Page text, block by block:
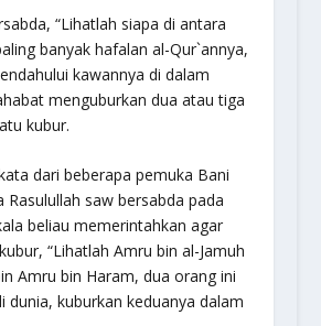
“Lihatlah siapa di antara
banyak hafalan al-Qur`annya,
kawannya di dalam
menguburkan dua atau tiga
kubur.
dari beberapa pemuka Bani
Rasulullah saw bersabda pada
beliau memerintahkan agar
“Lihatlah Amru bin al-Jamuh
Amru bin Haram, dua orang ini
dunia, kuburkan keduanya dalam